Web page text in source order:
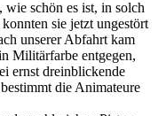
wie schön es ist, in solch
sie jetzt ungestört
unserer Abfahrt kam
Militärfarbe entgegen,
ernst dreinblickende
die Animateure